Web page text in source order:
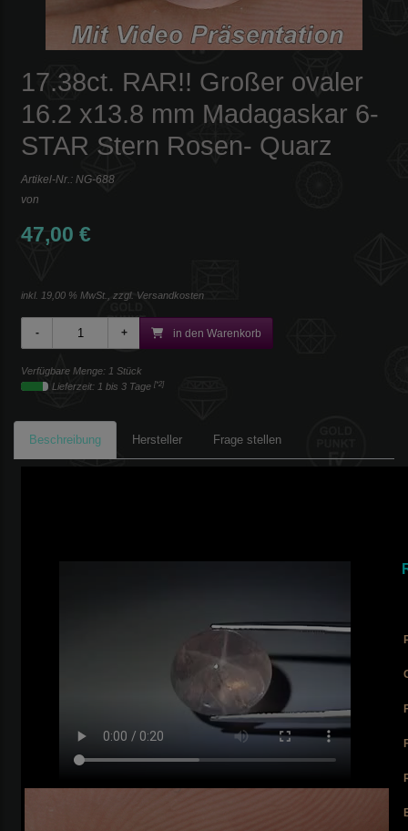
17.38ct. RAR!! Großer ovaler
16.2 x13.8 mm Madagaskar 6-
STAR Stern Rosen- Quarz
Artikel-Nr.: NG-688
von
47,00 €
inkl. 19,00 % MwSt., zzgl. Versandkosten
in den Warenkorb
Verfügbare Menge: 1 Stück
Lieferzeit: 1 bis 3 Tage [*2]
Beschreibung Hersteller Frage stellen